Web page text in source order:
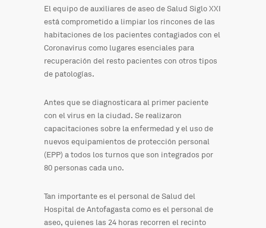
El equipo de auxiliares de aseo de Salud Siglo XXI
está comprometido a limpiar los rincones de las
habitaciones de los pacientes contagiados con el
Coronavirus como lugares esenciales para
recuperación del resto pacientes con otros tipos
de patologías.
Antes que se diagnosticara al primer paciente
con el virus en la ciudad. Se realizaron
capacitaciones sobre la enfermedad y el uso de
nuevos equipamientos de protección personal
(EPP) a todos los turnos que son integrados por
80 personas cada uno.
Tan importante es el personal de Salud del
Hospital de Antofagasta como es el personal de
aseo, quienes las 24 horas recorren el recinto